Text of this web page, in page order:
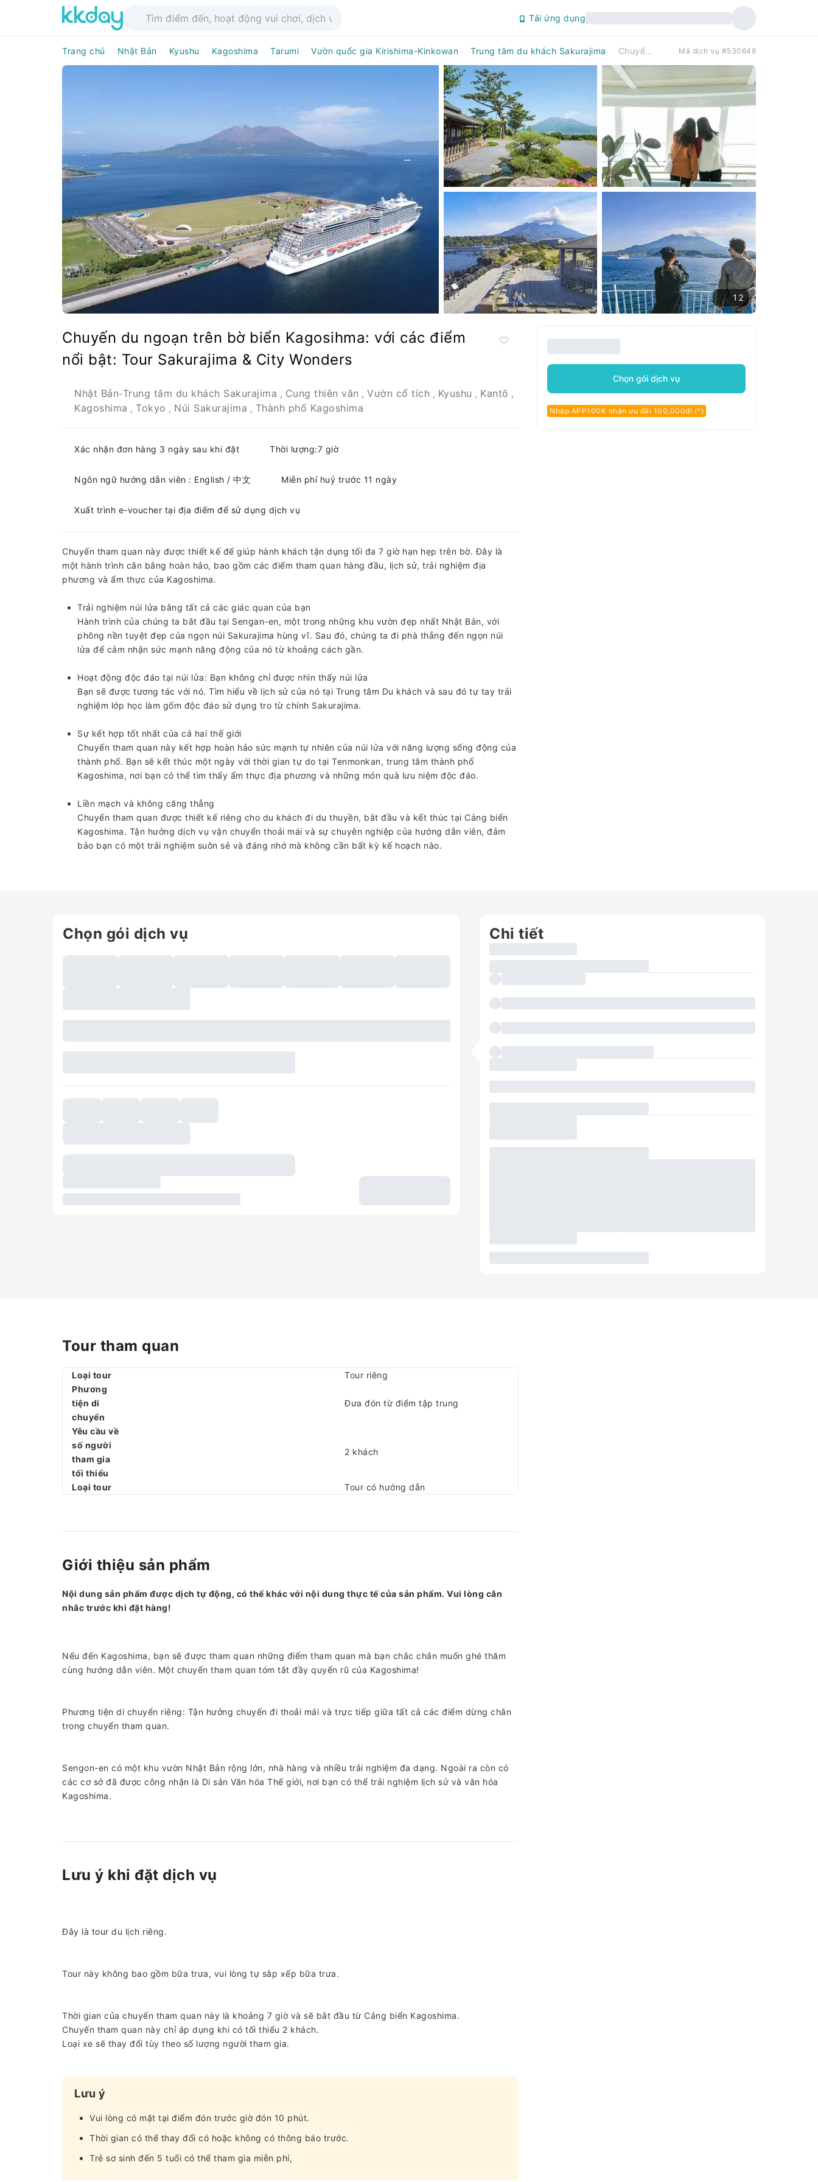
Tải ứng dụng
Trang chủ Nhật Bản Kyushu Kagoshima Tarumi Vườn quốc gia Kirishima-Kinkowan Trung tâm du khách Sakurajima Chuyến du ngoạn trên bờ biển Kagosihma: với các điểm nổi bật: Tour Sakurajima & City Wonders Mã dịch vụ #530648
12
Chuyến du ngoạn trên bờ biển Kagosihma: với các điểm
nổi bật: Tour Sakurajima & City Wonders
Nhật Bản-Trung tâm du khách Sakurajima , Cung thiên văn , Vườn cổ tích , Kyushu , Kantō ,
Kagoshima , Tokyo , Núi Sakurajima , Thành phố Kagoshima
Xác nhận đơn hàng 3 ngày sau khi đặt Thời lượng:7 giờ
Ngôn ngữ hướng dẫn viên : English / 中文 Miễn phí huỷ trước 11 ngày
Xuất trình e-voucher tại địa điểm để sử dụng dịch vụ
Chuyến tham quan này được thiết kế để giúp hành khách tận dụng tối đa 7 giờ hạn hẹp trên bờ. Đây là
một hành trình cân bằng hoàn hảo, bao gồm các điểm tham quan hàng đầu, lịch sử, trải nghiệm địa
phương và ẩm thực của Kagoshima.
Trải nghiệm núi lửa bằng tất cả các giác quan của bạn
Hành trình của chúng ta bắt đầu tại Sengan-en, một trong những khu vườn đẹp nhất Nhật Bản, với
phông nền tuyệt đẹp của ngọn núi Sakurajima hùng vĩ. Sau đó, chúng ta đi phà thẳng đến ngọn núi
lửa để cảm nhận sức mạnh năng động của nó từ khoảng cách gần.
Hoạt động độc đáo tại núi lửa: Bạn không chỉ được nhìn thấy núi lửa
Bạn sẽ được tương tác với nó. Tìm hiểu về lịch sử của nó tại Trung tâm Du khách và sau đó tự tay trải
nghiệm lớp học làm gốm độc đáo sử dụng tro từ chính Sakurajima.
Sự kết hợp tốt nhất của cả hai thế giới
Chuyến tham quan này kết hợp hoàn hảo sức mạnh tự nhiên của núi lửa với năng lượng sống động của
thành phố. Bạn sẽ kết thúc một ngày với thời gian tự do tại Tenmonkan, trung tâm thành phố
Kagoshima, nơi bạn có thể tìm thấy ẩm thực địa phương và những món quà lưu niệm độc đáo.
Liền mạch và không căng thẳng
Chuyến tham quan được thiết kế riêng cho du khách đi du thuyền, bắt đầu và kết thúc tại Cảng biển
Kagoshima. Tận hưởng dịch vụ vận chuyển thoải mái và sự chuyên nghiệp của hướng dẫn viên, đảm
bảo bạn có một trải nghiệm suôn sẻ và đáng nhớ mà không cần bất kỳ kế hoạch nào.
Chọn gói dịch vụ
Nhập APP100K nhận ưu đãi 100,000đ! (*)
Chọn gói dịch vụ Chi tiết
Tour tham quan
Loại tour
Tour riêng
Phương
tiện di
chuyển
Đưa đón từ điểm tập trung
Yêu cầu về
số người
tham gia
tối thiểu
2 khách
Loại tour Tour có hướng dẫn
Giới thiệu sản phẩm
Nội dung sản phẩm được dịch tự động, có thể khác với nội dung thực tế của sản phẩm. Vui lòng cân
nhắc trước khi đặt hàng!
Nếu đến Kagoshima, bạn sẽ được tham quan những điểm tham quan mà bạn chắc chắn muốn ghé thăm
cùng hướng dẫn viên. Một chuyến tham quan tóm tắt đầy quyến rũ của Kagoshima!
Phương tiện di chuyển riêng: Tận hưởng chuyến đi thoải mái và trực tiếp giữa tất cả các điểm dừng chân
trong chuyến tham quan.
Sengon-en có một khu vườn Nhật Bản rộng lớn, nhà hàng và nhiều trải nghiệm đa dạng. Ngoài ra còn có
các cơ sở đã được công nhận là Di sản Văn hóa Thế giới, nơi bạn có thể trải nghiệm lịch sử và văn hóa
Kagoshima.
Lưu ý khi đặt dịch vụ
Đây là tour du lịch riêng.
Tour này không bao gồm bữa trưa, vui lòng tự sắp xếp bữa trưa.
Thời gian của chuyến tham quan này là khoảng 7 giờ và sẽ bắt đầu từ Cảng biển Kagoshima.
Chuyến tham quan này chỉ áp dụng khi có tối thiểu 2 khách.
Loại xe sẽ thay đổi tùy theo số lượng người tham gia.
Lưu ý
Vui lòng có mặt tại điểm đón trước giờ đón 10 phút.
Thời gian có thể thay đổi có hoặc không có thông báo trước.
Trẻ sơ sinh đến 5 tuổi có thể tham gia miễn phí,